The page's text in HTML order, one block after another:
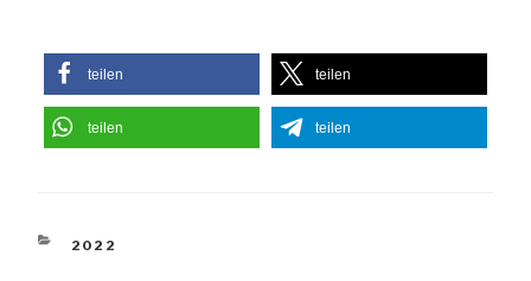
teilen teilen
teilen teilen
KATEGORIEN
2022